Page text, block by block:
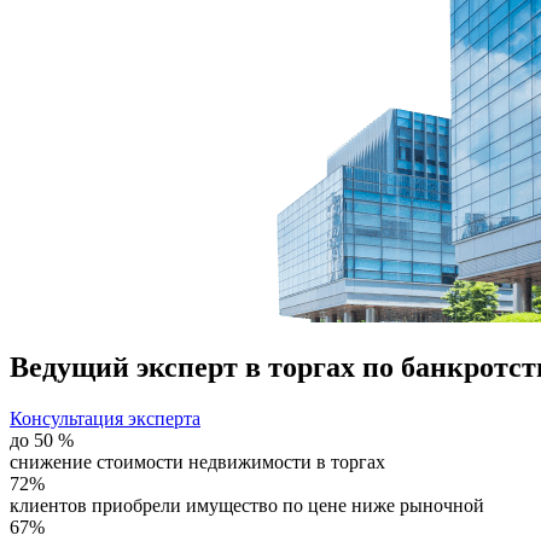
Ведущий эксперт в торгах по
Консультация эксперта
до 50 %
снижение стоимости недвижимости в торгах
72%
клиентов приобрели имущество по цене ниже рыночной
67%